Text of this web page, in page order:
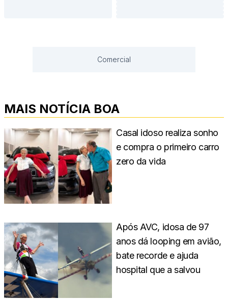
Comercial
MAIS NOTÍCIA BOA
Casal idoso realiza sonho
e compra o primeiro carro
zero da vida
Após AVC, idosa de 97
anos dá looping em avião,
bate recorde e ajuda
hospital que a salvou